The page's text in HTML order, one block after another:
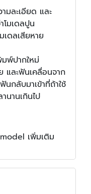
มละเอียด และ
มเดลปูน
เดลเสียหาย
มพ์ปากใหม่
และฟันเคลื่อนจาก
นกลับมาเข้าที่ถ้าใช้
นานเกินไป
เพิ่มเติม